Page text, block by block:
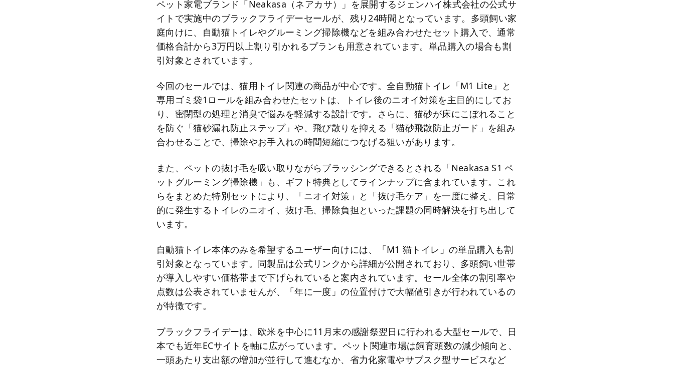
ペット家電ブランド「Neakasa（ネアカサ）」を展開するジェンハイ株式会社の公式サ
イトで実施中のブラックフライデーセールが、残り24時間となっています。多頭飼い家
庭向けに、自動猫トイレやグルーミング掃除機などを組み合わせたセット購入で、通常
価格合計から3万円以上割り引かれるプランも用意されています。単品購入の場合も割
引対象とされています。
今回のセールでは、猫用トイレ関連の商品が中心です。全自動猫トイレ「M1 Lite」と
専用ゴミ袋1ロールを組み合わせたセットは、トイレ後のニオイ対策を主目的にしてお
り、密閉型の処理と消臭で悩みを軽減する設計です。さらに、猫砂が床にこぼれること
を防ぐ「猫砂漏れ防止ステップ」や、飛び散りを抑える「猫砂飛散防止ガード」を組み
合わせることで、掃除やお手入れの時間短縮につなげる狙いがあります。
また、ペットの抜け毛を吸い取りながらブラッシングできるとされる「Neakasa S1 ペ
ットグルーミング掃除機」も、ギフト特典としてラインナップに含まれています。これ
らをまとめた特別セットにより、「ニオイ対策」と「抜け毛ケア」を一度に整え、日常
的に発生するトイレのニオイ、抜け毛、掃除負担といった課題の同時解決を打ち出して
います。
自動猫トイレ本体のみを希望するユーザー向けには、「M1 猫トイレ」の単品購入も割
引対象となっています。同製品は公式リンクから詳細が公開されており、多頭飼い世帯
が導入しやすい価格帯まで下げられていると案内されています。セール全体の割引率や
点数は公表されていませんが、「年に一度」の位置付けで大幅値引きが行われているの
が特徴です。
ブラックフライデーは、欧米を中心に11月末の感謝祭翌日に行われる大型セールで、日
本でも近年ECサイトを軸に広がっています。ペット関連市場は飼育頭数の減少傾向と、
一頭あたり支出額の増加が並行して進むなか、省力化家電やサブスク型サービスなど